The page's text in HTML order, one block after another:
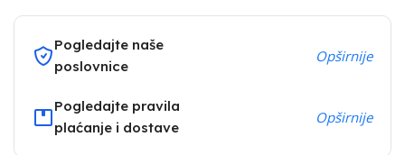
Pogledajte naše
poslovnice
Opširnije
Pogledajte pravila
plaćanje i dostave
Opširnije